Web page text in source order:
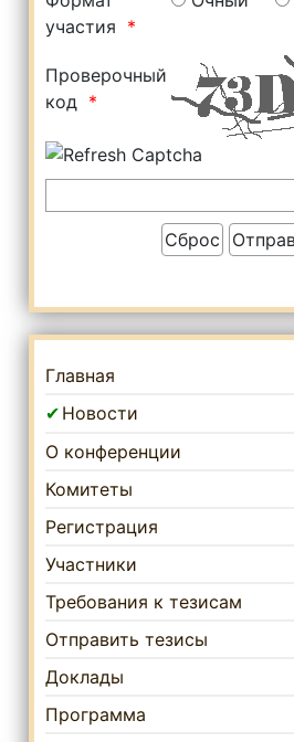
Главная
Новости
О конференции
Комитеты
Регистрация
Участники
Требования к тезисам
Отправить тезисы
Доклады
Программа
участия
Проверочный
код